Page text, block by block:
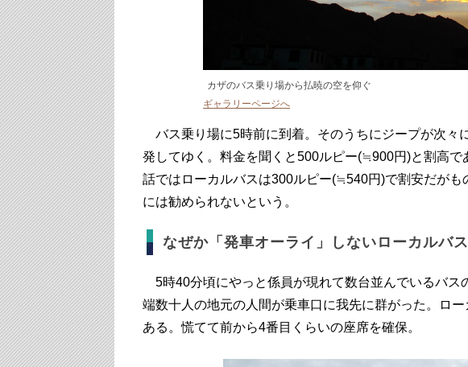
カザのバス乗り場から払暁の空を仰ぐ
ギャラリーページへ
バス乗り場に5時前に到着。そのうちにジープが次々
発してゆく。料金を聞くと500ルピー(≒900円)と割高で
話ではローカルバスは300ルピー(≒540円)で割安だがも
には勧められないという。
なぜか「発車オーライ」しないローカルバス
5時40分頃にやっと係員が現れて数台並んでいるバス
端数十人の地元の人間が乗車口に我先に群がった。ロ
ある。慌てて前から4番目くらいの座席を確保。